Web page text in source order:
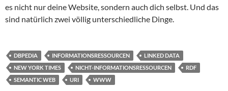
es nicht nur deine Website, sondern auch dich selbst. Und das
sind natürlich zwei völlig unterschiedliche Dinge.
DBPEDIA INFORMATIONSRESSOURCEN
LINKED DATA
NEW YORK TIMES
NICHT-INFORMATIONSRESSOURCEN
RDF
SEMANTIC WEB
URI WWW